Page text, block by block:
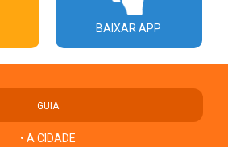
BAIXAR APP
GUIA
• A CIDADE